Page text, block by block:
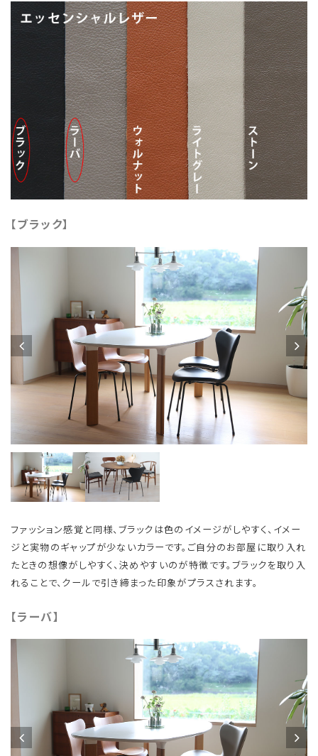
【ブラック】
ファッション感覚と同様、ブラックは色のイメージがしやすく、イメー
ジと実物のギャップが少ないカラーです。ご自分のお部屋に取り入れ
たときの想像がしやすく、決めやすいのが特徴です。ブラックを取り入
れることで、クールで引き締まった印象がプラスされます。
【ラーバ】